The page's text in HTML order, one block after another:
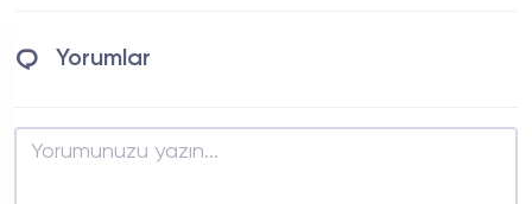
Yorumlar